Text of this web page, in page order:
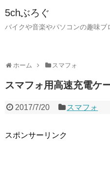
5chぶろぐ
バイクや音楽やパソコンの趣味ブ
ホーム スマフォ
スマフォ用高速充電ケ
2017/7/20 スマフォ
スポンサーリンク